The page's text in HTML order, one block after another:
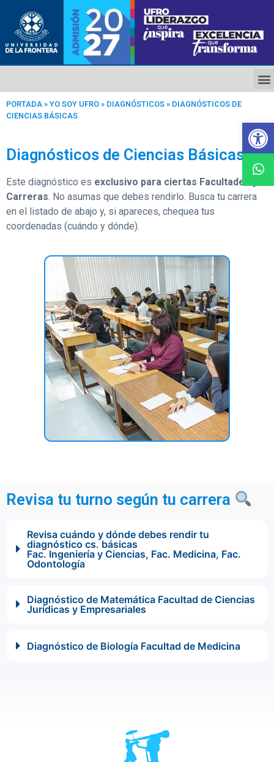
PORTADA » YO SOY UFRO » DIAGNÓSTICOS » DIAGNÓSTICOS DE
CIENCIAS BÁSICAS
Diagnósticos de Ciencias Básicas
Este diagnóstico es exclusivo para ciertas Facultades y
Carreras. No asumas que debes rendirlo. Busca tu carrera
en el listado de abajo y, si apareces, chequea tus
coordenadas (cuándo y dónde).
Revisa tu turno según tu carrera
Revisa cuándo y dónde debes rendir tu
diagnóstico cs. básicas
Fac. Ingeniería y Ciencias, Fac. Medicina, Fac.
Odontología
Diagnóstico de Matemática Facultad de Ciencias
Jurídicas y Empresariales
Diagnóstico de Biología Facultad de Medicina